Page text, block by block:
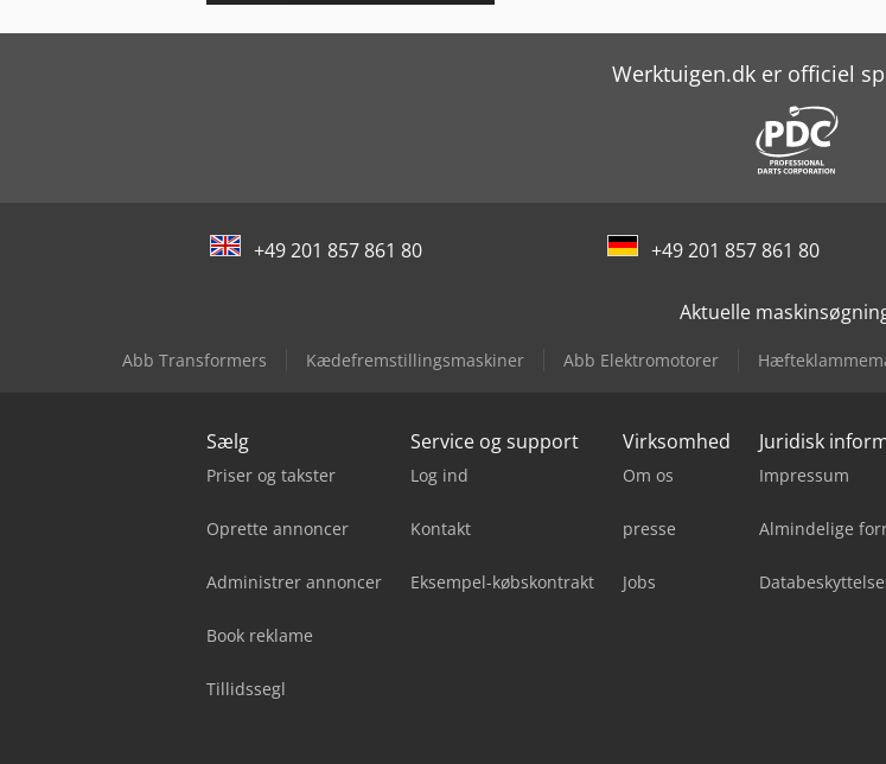
Werktuigen.dk er officiel
+49 201 857 861 80 +49 201 857 861 80
Aktuelle
Abb Transformers Kædefremstillingsmaskiner Abb Elektromotorer
Sælg
Priser og takster
Oprette annoncer
Administrer annoncer
Book reklame
Tillidssegl
Service og support
Log ind
Kontakt
Eksempel-købskontrakt
Virksomhed
Om os
presse
Jobs
Juridisk
Impressum
Almindelige